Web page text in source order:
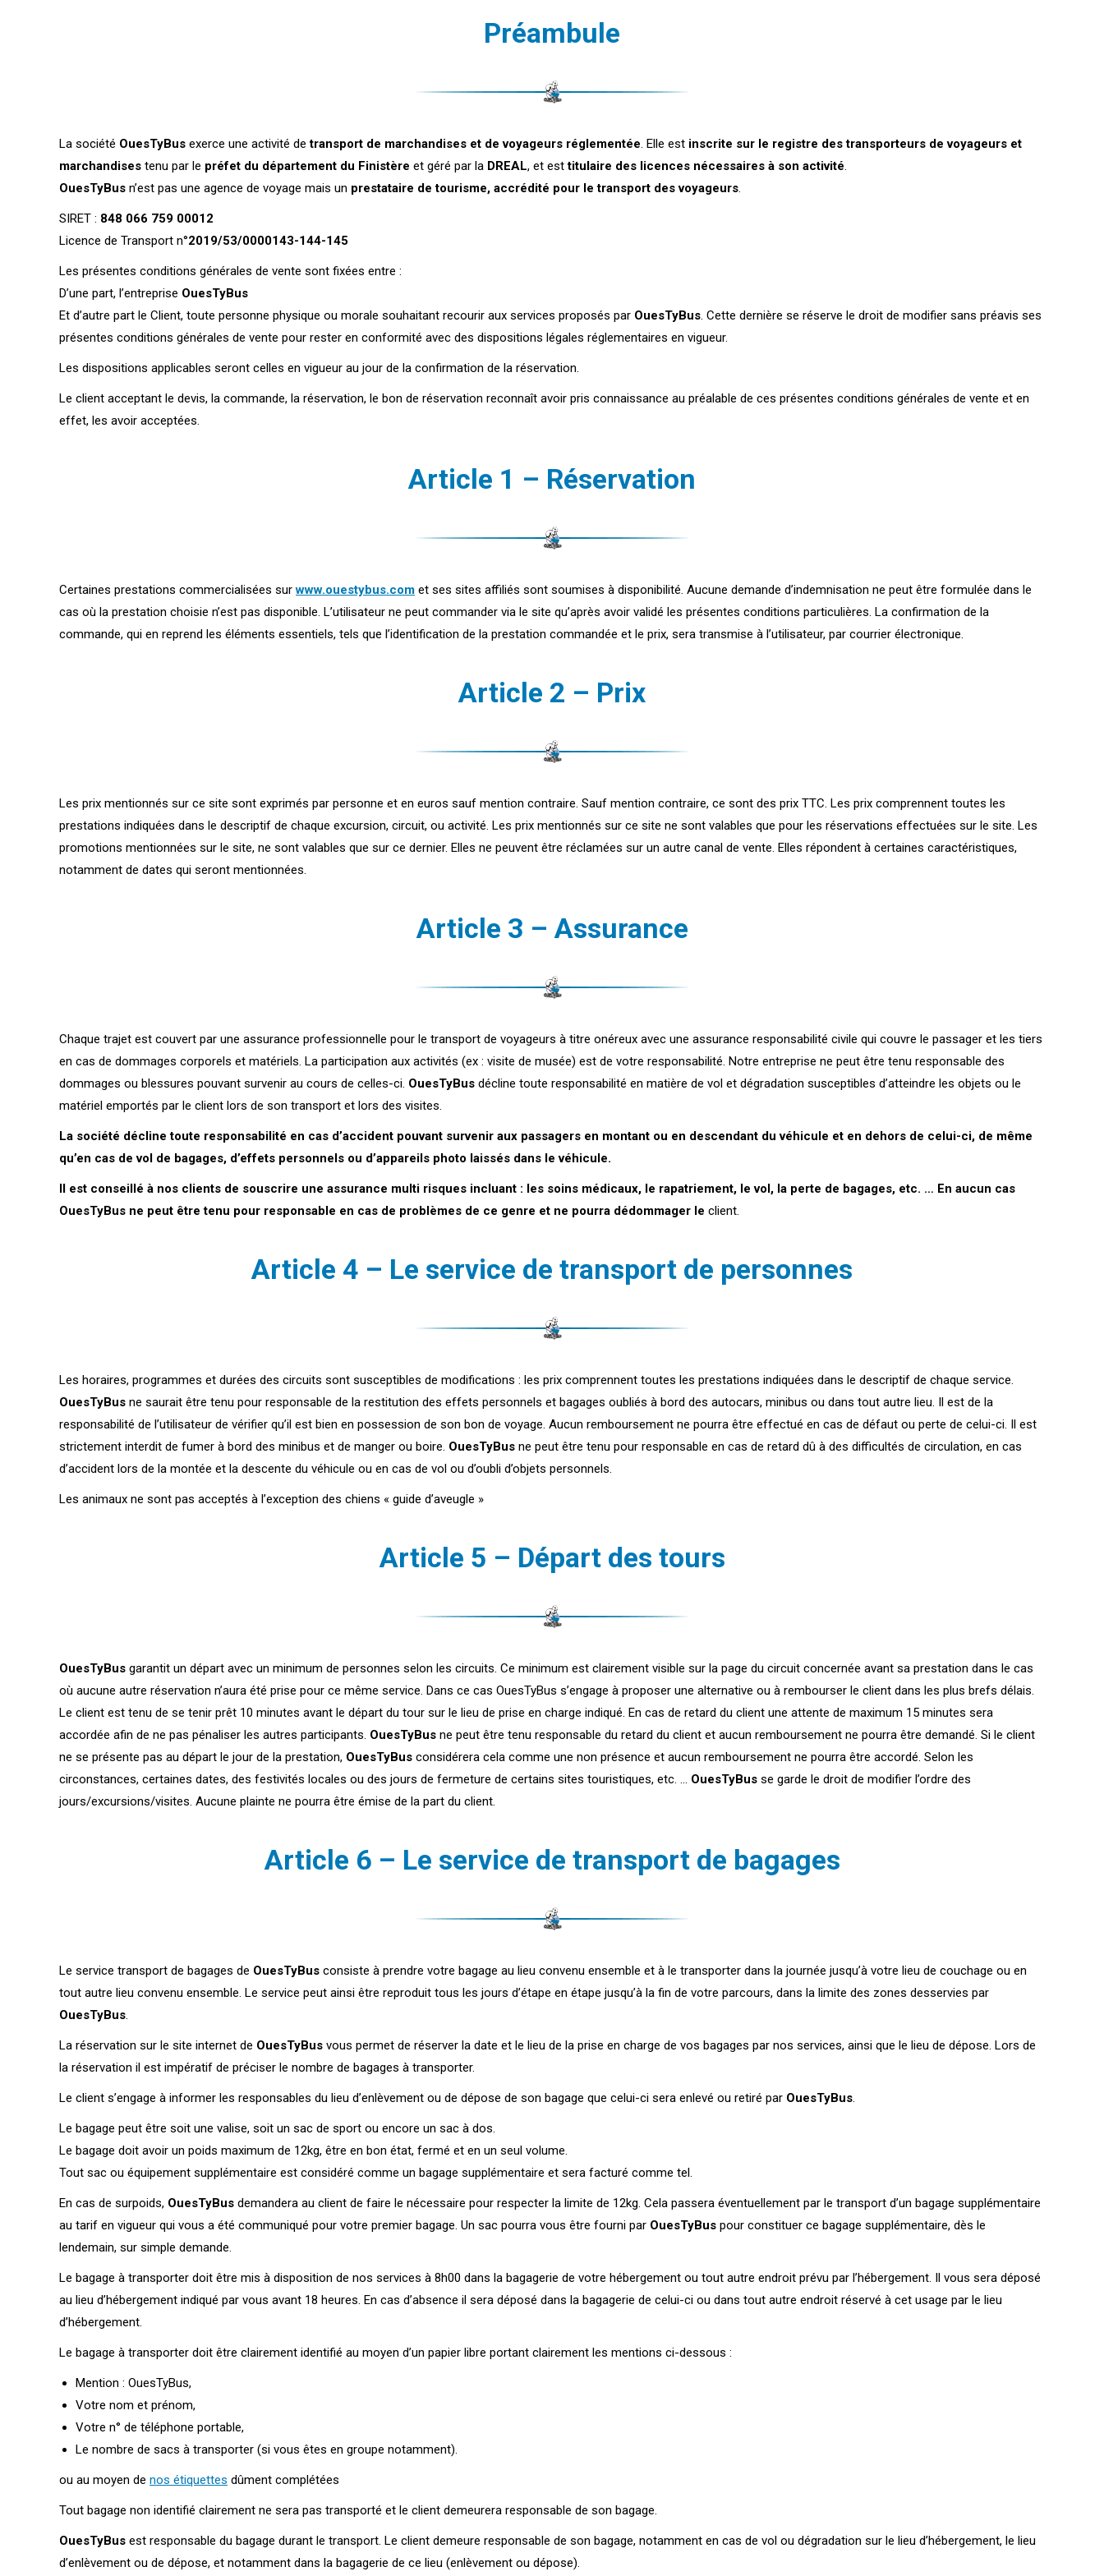
Préambule
La société OuesTyBus exerce une activité detransport de marchandises et de voyageurs réglementée. Elle est inscrite sur le registre des transporteurs de voyageurs et
marchandises tenu par le préfet du département du Finistère et géré par la DREAL, et esttitulaire des licences nécessaires à son activité.
OuesTyBus n’est pas une agence de voyage mais un prestataire de tourisme, accrédité pour le transport des voyageurs.
SIRET : 848 066 759 00012
Licence de Transport n°2019/53/0000143-144-145
Les présentes conditions générales de vente sont fixées entre :
D’une part, l’entreprise OuesTyBus
Et d’autre part le Client, toute personne physique ou morale souhaitant recourir aux services proposés par OuesTyBus. Cette dernière se réserve le droit de modifier sans préavis ses
présentes conditions générales de vente pour rester en conformité avec des dispositions légales réglementaires en vigueur.
Les dispositions applicables seront celles en vigueur au jour de la confirmation de la réservation.
Le client acceptant le devis, la commande, la réservation, le bon de réservation reconnaît avoir pris connaissance au préalable de ces présentes conditions générales de vente et en
effet, les avoir acceptées.
Article 1 – Réservation
Certaines prestations commercialisées surwww.ouestybus.com et ses sites affiliés sont soumises à disponibilité. Aucune demande d’indemnisation ne peut être formulée dans le
cas où la prestation choisie n’est pas disponible. L’utilisateur ne peut commander via le site qu’après avoir validé les présentes conditions particulières. La confirmation de la
commande, qui en reprend les éléments essentiels, tels que l’identification de la prestation commandée et le prix, sera transmise à l’utilisateur, par courrier électronique.
Article 2 – Prix
Les prix mentionnés sur ce site sont exprimés par personne et en euros sauf mention contraire. Sauf mention contraire, ce sont des prix TTC. Les prix comprennent toutes les
prestations indiquées dans le descriptif de chaque excursion, circuit, ou activité. Les prix mentionnés sur ce site ne sont valables que pour les réservations effectuées sur le site. Les
promotions mentionnées sur le site, ne sont valables que sur ce dernier. Elles ne peuvent être réclamées sur un autre canal de vente. Elles répondent à certaines caractéristiques,
notamment de dates qui seront mentionnées.
Article 3 – Assurance
Chaque trajet est couvert par une assurance professionnelle pour le transport de voyageurs à titre onéreux avec une assurance responsabilité civile qui couvre le passager et les tiers
en cas de dommages corporels et matériels. La participation aux activités (ex : visite de musée) est de votre responsabilité. Notre entreprise ne peut être tenu responsable des
dommages ou blessures pouvant survenir au cours de celles-ci. OuesTyBus décline toute responsabilité en matière de vol et dégradation susceptibles d’atteindre les objets ou le
matériel emportés par le client lors de son transport et lors des visites.
La société décline toute responsabilité en cas d’accident pouvant survenir aux passagers en montant ou en descendant du véhicule et en dehors de celui-ci, de même
qu’en cas de vol de bagages, d’effets personnels ou d’appareils photo laissés dans le véhicule.
Il est conseillé à nos clients de souscrire une assurance multi risques incluant : les soins médicaux, le rapatriement, le vol, la perte de bagages, etc. … En aucun cas
OuesTyBus ne peut être tenu pour responsable en cas de problèmes de ce genre et ne pourra dédommager le client.
Article 4 – Le service de transport de personnes
Les horaires, programmes et durées des circuits sont susceptibles de modifications : les prix comprennent toutes les prestations indiquées dans le descriptif de chaque service.
OuesTyBus ne saurait être tenu pour responsable de la restitution des effets personnels et bagages oubliés à bord des autocars, minibus ou dans tout autre lieu. Il est de la
responsabilité de l’utilisateur de vérifier qu’il est bien en possession de son bon de voyage. Aucun remboursement ne pourra être effectué en cas de défaut ou perte de celui-ci. Il est
strictement interdit de fumer à bord des minibus et de manger ou boire. OuesTyBus ne peut être tenu pour responsable en cas de retard dû à des difficultés de circulation, en cas
d’accident lors de la montée et la descente du véhicule ou en cas de vol ou d’oubli d’objets personnels.
Les animaux ne sont pas acceptés à l’exception des chiens « guide d’aveugle »
Article 5 – Départ des tours
OuesTyBus garantit un départ avec un minimum de personnes selon les circuits. Ce minimum est clairement visible sur la page du circuit concernée avant sa prestation dans le cas
où aucune autre réservation n’aura été prise pour ce même service. Dans ce cas OuesTyBus s’engage à proposer une alternative ou à rembourser le client dans les plus brefs délais.
Le client est tenu de se tenir prêt 10 minutes avant le départ du tour sur le lieu de prise en charge indiqué. En cas de retard du client une attente de maximum 15 minutes sera
accordée afin de ne pas pénaliser les autres participants. OuesTyBus ne peut être tenu responsable du retard du client et aucun remboursement ne pourra être demandé. Si le client
ne se présente pas au départ le jour de la prestation, OuesTyBus considérera cela comme une non présence et aucun remboursement ne pourra être accordé. Selon les
circonstances, certaines dates, des festivités locales ou des jours de fermeture de certains sites touristiques, etc. … OuesTyBus se garde le droit de modifier l’ordre des
jours/excursions/visites. Aucune plainte ne pourra être émise de la part du client.
Article 6 – Le service de transport de bagages
Le service transport de bagages de OuesTyBus consiste à prendre votre bagage au lieu convenu ensemble et à le transporter dans la journée jusqu’à votre lieu de couchage ou en
tout autre lieu convenu ensemble. Le service peut ainsi être reproduit tous les jours d’étape en étape jusqu’à la fin de votre parcours, dans la limite des zones desservies par
OuesTyBus.
La réservation sur le site internet de OuesTyBus vous permet de réserver la date et le lieu de la prise en charge de vos bagages par nos services, ainsi que le lieu de dépose. Lors de
la réservation il est impératif de préciser le nombre de bagages à transporter.
Le client s’engage à informer les responsables du lieu d’enlèvement ou de dépose de son bagage que celui-ci sera enlevé ou retiré par OuesTyBus.
Le bagage peut être soit une valise, soit un sac de sport ou encore un sac à dos.
Le bagage doit avoir un poids maximum de 12kg, être en bon état, fermé et en un seul volume.
Tout sac ou équipement supplémentaire est considéré comme un bagage supplémentaire et sera facturé comme tel.
En cas de surpoids, OuesTyBus demandera au client de faire le nécessaire pour respecter la limite de 12kg. Cela passera éventuellement par le transport d’un bagage supplémentaire
au tarif en vigueur qui vous a été communiqué pour votre premier bagage. Un sac pourra vous être fourni par OuesTyBus pour constituer ce bagage supplémentaire, dès le
lendemain, sur simple demande.
Le bagage à transporter doit être mis à disposition de nos services à 8h00 dans la bagagerie de votre hébergement ou tout autre endroit prévu par l’hébergement. Il vous sera déposé
au lieu d’hébergement indiqué par vous avant 18 heures. En cas d’absence il sera déposé dans la bagagerie de celui-ci ou dans tout autre endroit réservé à cet usage par le lieu
d’hébergement.
Le bagage à transporter doit être clairement identifié au moyen d’un papier libre portant clairement les mentions ci-dessous :
Mention : OuesTyBus,
Votre nom et prénom,
Votre n° de téléphone portable,
Le nombre de sacs à transporter (si vous êtes en groupe notamment).
ou au moyen de nos étiquettes dûment complétées
Tout bagage non identifié clairement ne sera pas transporté et le client demeurera responsable de son bagage.
OuesTyBus est responsable du bagage durant le transport. Le client demeure responsable de son bagage, notamment en cas de vol ou dégradation sur le lieu d’hébergement, le lieu
d’enlèvement ou de dépose, et notamment dans la bagagerie de ce lieu (enlèvement ou dépose).